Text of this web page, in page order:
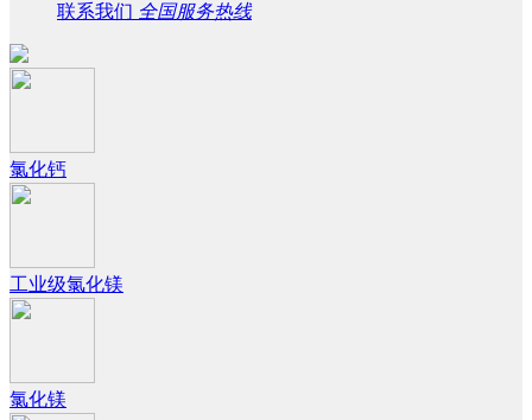
联系我们 全国服务热线
氯化钙
工业级氯化镁
氯化镁